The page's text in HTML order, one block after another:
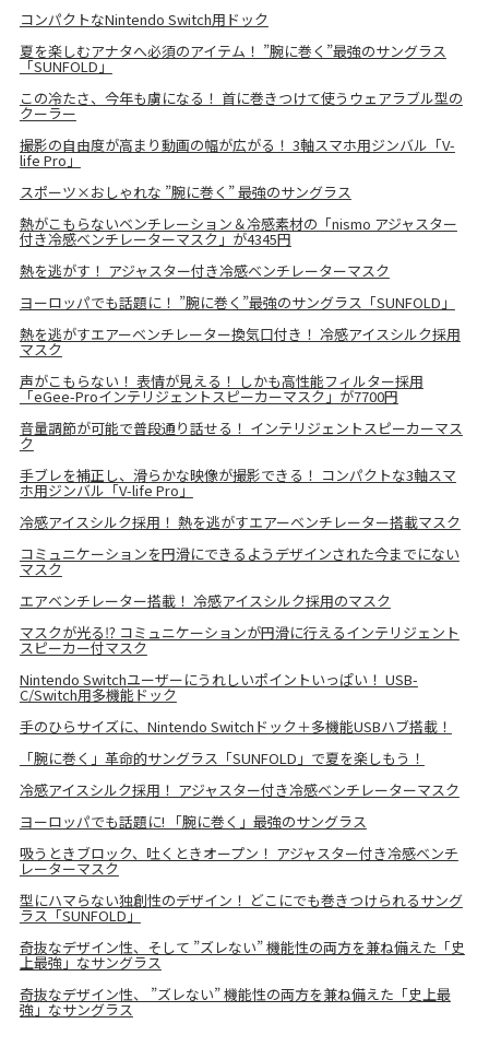
コンパクトなNintendo Switch用ドック
夏を楽しむアナタへ必須のアイテム！ ”腕に巻く”最強のサングラス
「SUNFOLD」
この冷たさ、今年も虜になる！ 首に巻きつけて使うウェアラブル型の
クーラー
撮影の自由度が高まり動画の幅が広がる！ 3軸スマホ用ジンバル「V-
life Pro」
スポーツ×おしゃれな ”腕に巻く” 最強のサングラス
熱がこもらないベンチレーション＆冷感素材の「nismo アジャスター
付き冷感ベンチレーターマスク」が4345円
熱を逃がす！ アジャスター付き冷感ベンチレーターマスク
ヨーロッパでも話題に！ ”腕に巻く”最強のサングラス「SUNFOLD」
熱を逃がすエアーベンチレーター換気口付き！ 冷感アイスシルク採用
マスク
声がこもらない！ 表情が見える！ しかも高性能フィルター採用
「eGee-Proインテリジェントスピーカーマスク」が7700円
音量調節が可能で普段通り話せる！ インテリジェントスピーカーマス
ク
手ブレを補正し、滑らかな映像が撮影できる！ コンパクトな3軸スマ
ホ用ジンバル「V-life Pro」
冷感アイスシルク採用！ 熱を逃がすエアーベンチレーター搭載マスク
コミュニケーションを円滑にできるようデザインされた今までにない
マスク
エアベンチレーター搭載！ 冷感アイスシルク採用のマスク
マスクが光る⁉ コミュニケーションが円滑に行えるインテリジェント
スピーカー付マスク
Nintendo Switchユーザーにうれしいポイントいっぱい！ USB-
C/Switch用多機能ドック
手のひらサイズに、Nintendo Switchドック＋多機能USBハブ搭載！
「腕に巻く」革命的サングラス「SUNFOLD」で夏を楽しもう！
冷感アイスシルク採用！ アジャスター付き冷感ベンチレーターマスク
ヨーロッパでも話題に! 「腕に巻く」最強のサングラス
吸うときブロック、吐くときオープン！ アジャスター付き冷感ベンチ
レーターマスク
型にハマらない独創性のデザイン！ どこにでも巻きつけられるサング
ラス「SUNFOLD」
奇抜なデザイン性、そして ”ズレない” 機能性の両方を兼ね備えた「史
上最強」なサングラス
奇抜なデザイン性、 ”ズレない” 機能性の両方を兼ね備えた「史上最
強」なサングラス